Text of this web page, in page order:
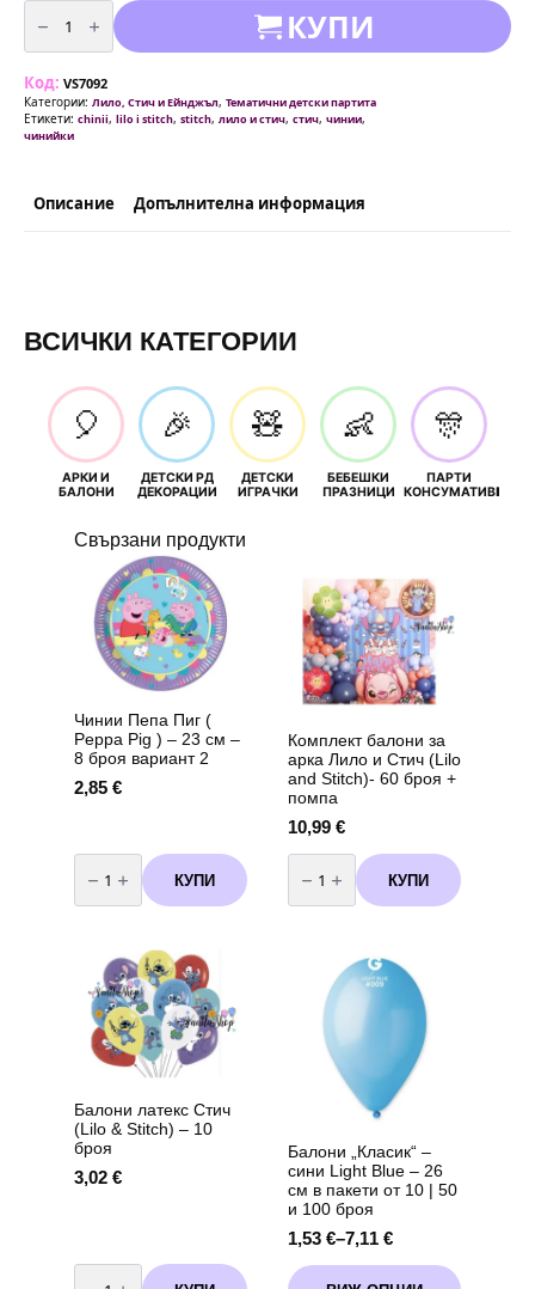
количество
за
Чинии
Стич
-
10
броя
-
18
КУПИ
Код: VS7092
Категории: Лило, Стич и Ейнджъл, Тематични детски партита
Етикети: chinii, lilo i stitch, stitch, лило и стич, стич, чинии,
чинийки
Описание Допълнителна информация
ВСИЧКИ КАТЕГОРИИ
🎈
АРКИ И
БАЛОНИ
🎉
ДЕТСКИ РД
ДЕКОРАЦИИ
🧸
ДЕТСКИ
ИГРАЧКИ
👶
БЕБЕШКИ
ПРАЗНИЦИ
🎊
ПАРТИ
КОНСУМАТИВИ
Свързани продукти
Чинии Пепа Пиг (
Peppa Pig ) – 23 см –
8 броя вариант 2
2,85 €
количество
за
Чинии
Пепа
Peppa
см
2
КУПИ
Комплект балони за
арка Лило и Стич (Lilo
and Stitch)- 60 броя +
помпа
10,99 €
количество
за
Комплект
балони
Stitch)-
КУПИ
Балони латекс Стич
(Lilo & Stitch) – 10
броя
3,02 €
количество
Балони „Класик“ –
сини Light Blue – 26
см в пакети от 10 | 50
и 100 броя
1,53 €–7,11 €
Price
range:
This